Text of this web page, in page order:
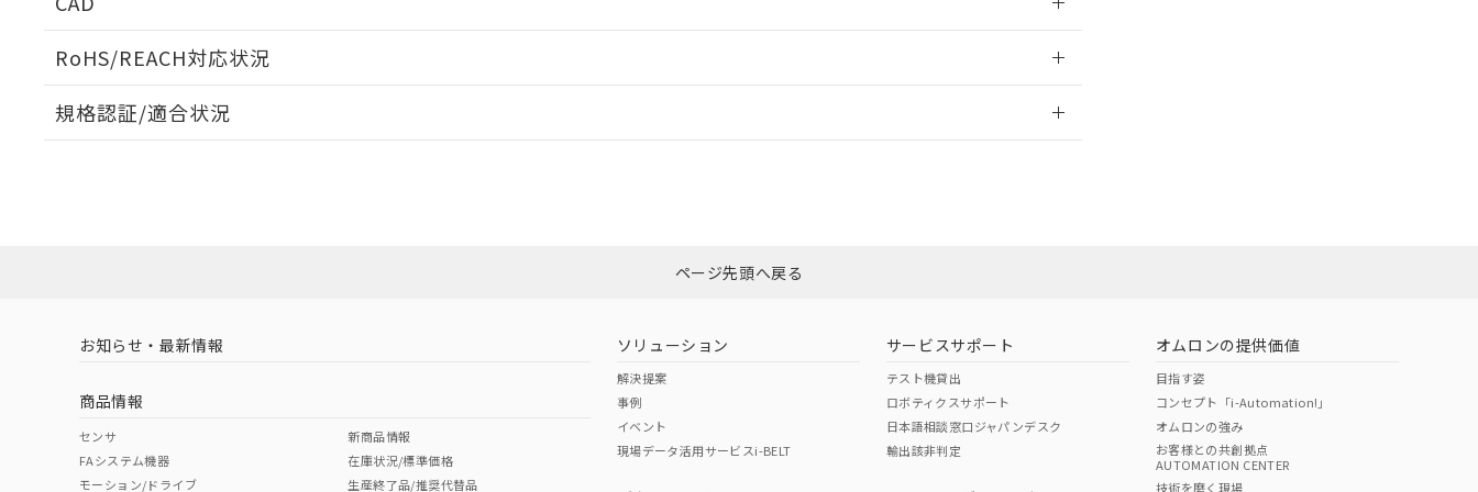
タイムチャート
A: 35mm以上、B: 30mm以上
金属埋め込み
RoHS/REACH対応状況
EU RoHS 注意事項・凡例
ダウンロードはこちら
中国 RoHS 注意事項・凡例
中国 RoHS表
Pb Hg Cr(VI)
規格認証/適合状況
（イギリス
（ノルウェー
（日本
（アメリカ
ページ先頭へ戻る
お知らせ・最新情報
商品情報
センサ
FAシステム機器
モーション/ドライブ
新商品情報
在庫状況/標準価格
生産終了品/推奨代替品
ソリューション
解決提案
事例
イベント
現場データ活用サービスi-BELT
サービスサポート
テスト機貸出
ロボティクスサポート
日本語相談窓口ジャパンデスク
輸出該非判定
オムロンの提供価値
目指す姿
コンセプト「i-Automation!」
オムロンの強み
お客様との共創拠点
AUTOMATION CENTER
技術を磨く現場